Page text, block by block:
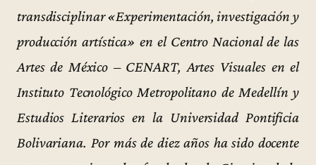
transdisciplinar «Experimentación, investigación y
producción artística» en el Centro Nacional de las
Artes de México – CENART, Artes Visuales en el
Instituto Tecnológico Metropolitano de Medellín y
Estudios Literarios en la Universidad Pontificia
Bolivariana. Por más de diez años ha sido docente